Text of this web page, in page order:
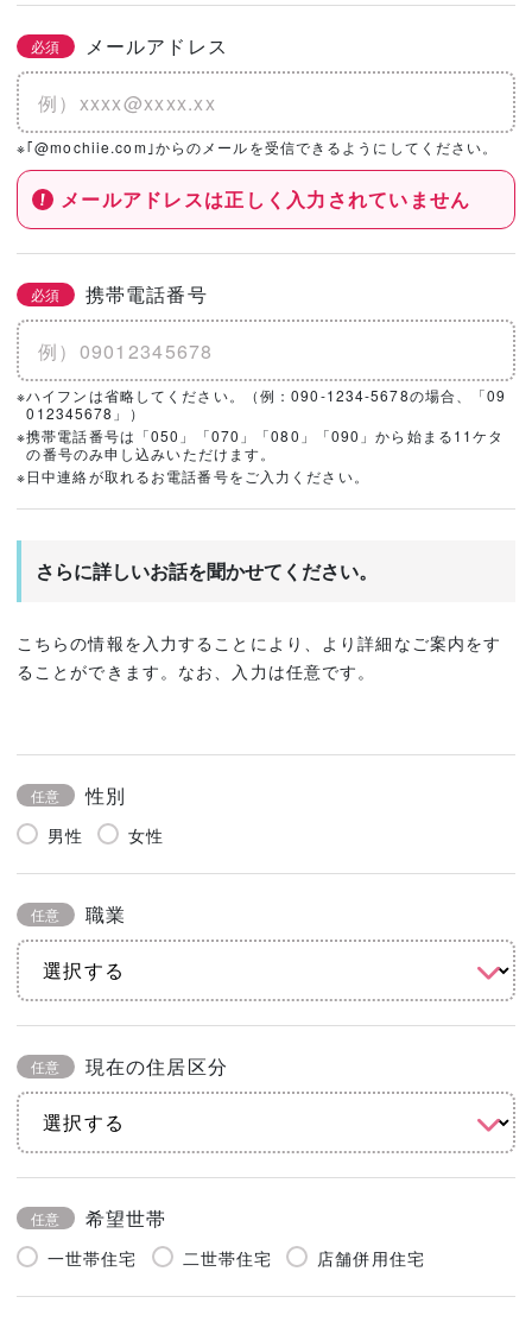
必須 メールアドレス
※｢@mochiie.com｣からのメールを受信できるようにしてください。
メールアドレスは正しく入力されていません
必須 携帯電話番号
※ハイフンは省略してください。（例：090-1234-5678の場合、「09
012345678」）
※携帯電話番号は「050」「070」「080」「090」から始まる11ケタ
の番号のみ申し込みいただけます。
※日中連絡が取れるお電話番号をご入力ください。
さらに詳しいお話を聞かせてください。
こちらの情報を入力することにより、より詳細なご案内をす
ることができます。なお、入力は任意です。
任意 性別
男性 女性
任意 職業
任意 現在の住居区分
任意 希望世帯
一世帯住宅 二世帯住宅 店舗併用住宅